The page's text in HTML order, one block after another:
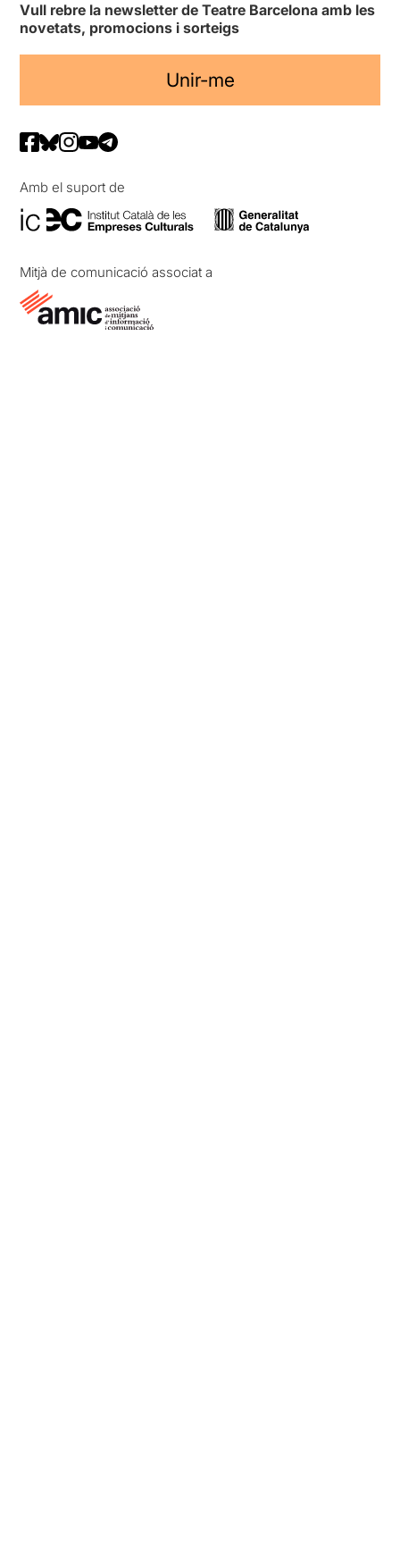
Vull rebre la newsletter de Teatre Barcelona amb les
novetats, promocions i sorteigs
Unir-me
Amb el suport de
Mitjà de comunicació associat a